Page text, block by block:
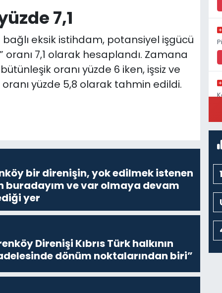
7,1
bağlı eksik istihdam, potansiyel işgücü
oranı 7,1 olarak hesaplandı. Zamana
oranı yüzde 6 iken, işsiz ve
yüzde 5,8 olarak tahmin edildi.
bir direnişin, yok edilmek istenen
buradayım ve var olmaya devam
yer
Direnişi Kıbrıs Türk halkının
dönüm noktalarından biri”